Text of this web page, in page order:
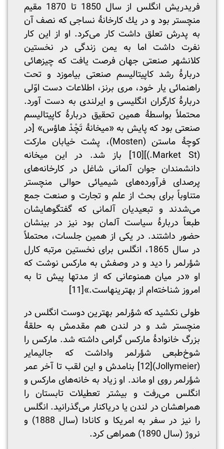
فریدریش انگلس از سال 1850 تا 1870 مقیم
منچستر بود و در یك کارخانۀ نساجی که نصف آن
به پدرش تعلق داشت کار می‌کرد. او از این کار
نفرت داشت اما به یمن زندگی در نخستین
کلانشهر صنعتی جهان فرصت یافت که چیزهائی
دربارۀ رشد کاپیتالیسم صنعتی بیاموزد و تحت
راهنمائی یار خود، مری برنز، اطلاعات دست اوّلی
دربارۀ کارگران انگلیسی و ایرلندی به دست آورد.
محتملاً بواسطۀ همین تحقیق دربارۀ کاپیتالیسم
صنعتی بود که پایش به «میخانۀ تَچْدْ هاؤس» [در
کوچۀ ماستن (Mosten)، پشت خیابان مارکت
(Market St.)]
[10]
باز شد. در این میخانه
دانشمندان جوان آلمانی شاغل در کارخانه‌های
پرصدای فرآورده‌های شیمیائی حوالی منچستر
متناوباً برای بحث از علم و تجارت و صنعت جمع
می‌شدند و تبعیدیان آلمانی که گفتگوهایشان
طبعاً دربارۀ سیاست آلمان بود نیز در بینشان
حضور داشتند. در یکی از همین جلسات، محتملاً
در سال 1865، انگلس برای نخستین مرتبه کارل
شؤرلمر را دید و در وصفش به مارکس نوشت که
او «در میان همنوعانی که از مدتها پیش تا به
امروز شناخته‌ام از بهترینهاست.»[11]
طولی نکشید که شؤرلمر بهترین دوست انگلس در
منچستر شد و در لندن هم مقدمش به حلقۀ
بزرگ خانوادۀ مارکس گرامی داشته شد. مارکس را
شوخ‌طبعی شؤرلمر واداشت که جالیمایر
(Jollymeier)
[12]
بنامدش و این لقب تا آخر عمر
شؤرلمر روی او ماند. او زیاد به خانه‌های مارکس و
انگلس می‌رفت و بیشتر تعطیلات تابستان را
همراهشان در لندن یا دریاکنار می‌گذرانید. انگلس
را نیز در سفر به امریکا و کانادا (سال 1888) و
نروژ (سال 1890) همراهی کرد.